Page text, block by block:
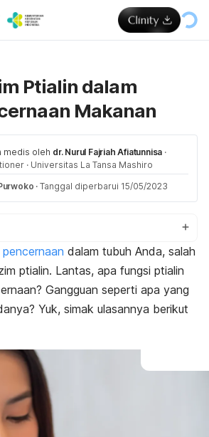
Ptialin dalam
Makanan
medis oleh dr. Nurul Fajriah Afiatunnisa ·
· Universitas La Tansa Mashiro
· Tanggal diperbarui 15/05/2023
dalam tubuh Anda, salah
ptialin. Lantas, apa fungsi ptialin
Gangguan seperti apa yang
Yuk, simak ulasannya berikut